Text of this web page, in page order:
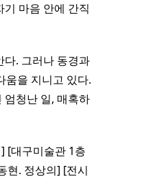
마음 안에 간직
다. 그러나 동경과
움을 지니고 있다.
엄청난 일, 매혹하
[대구미술관 1층
현. 정상의] [전시